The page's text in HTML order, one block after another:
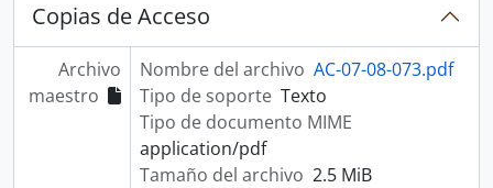
Copias de Acceso
Archivo
maestro
Nombre del archivo AC-07-08-073.pdf
Tipo de soporte Texto
Tipo de documento MIME
application/pdf
Tamaño del archivo 2.5 MiB